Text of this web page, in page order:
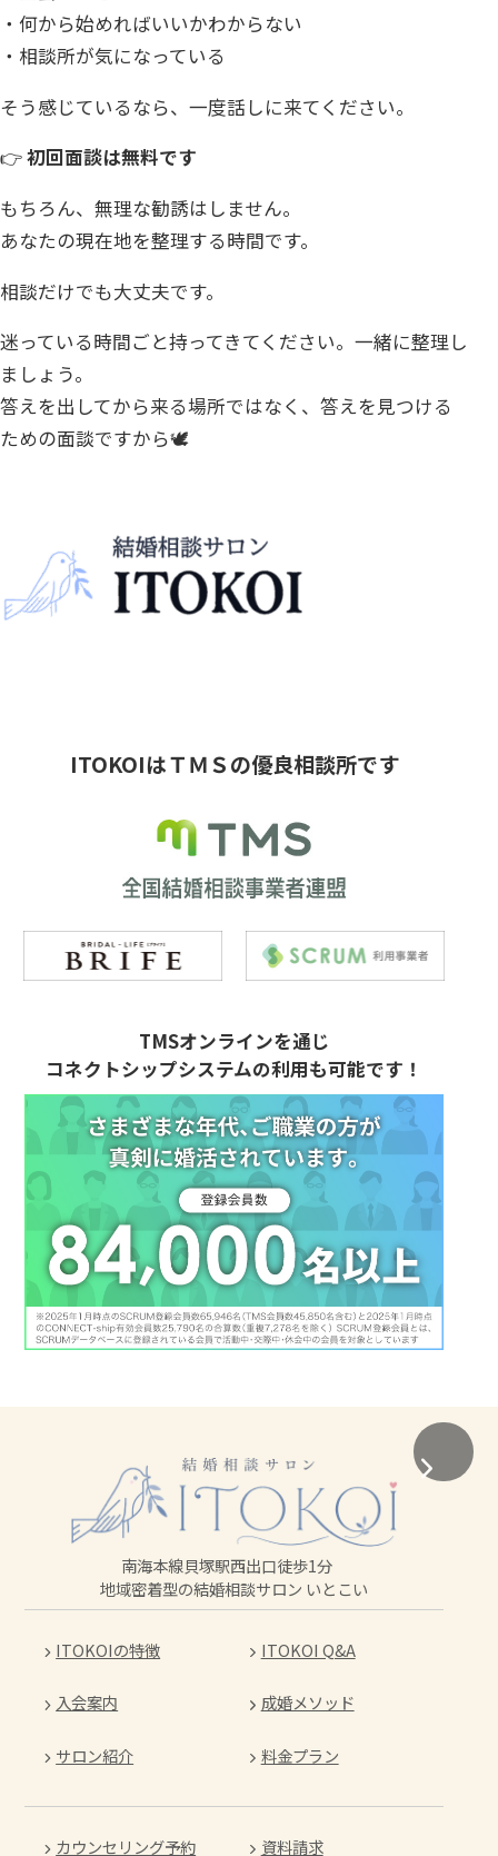
・何から始めればいいかわからない
・相談所が気になっている
そう感じているなら、一度話しに来てください。
👉初回面談は無料です
もちろん、無理な勧誘はしません。
あなたの現在地を整理する時間です。
相談だけでも大丈夫です。
迷っている時間ごと持ってきてください。一緒に整理し
ましょう。
答えを出してから来る場所ではなく、答えを見つける
ための面談ですから🕊️
ITOKOIはＴＭＳの優良相談所です
TMSオンラインを通じ
コネクトシップシステムの利用も可能です！
南海本線貝塚駅西出口徒歩1分
地域密着型の結婚相談サロン いとこい
ITOKOIの特徴
入会案内
サロン紹介
ITOKOI Q&A
成婚メソッド
料金プラン
カウンセリング予約 資料請求